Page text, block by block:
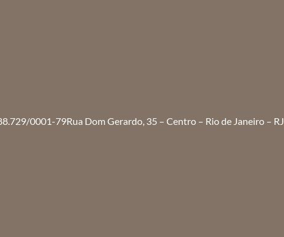
0001-79Rua Dom Gerardo, 35 – Centro – Rio de Janeiro – RJ